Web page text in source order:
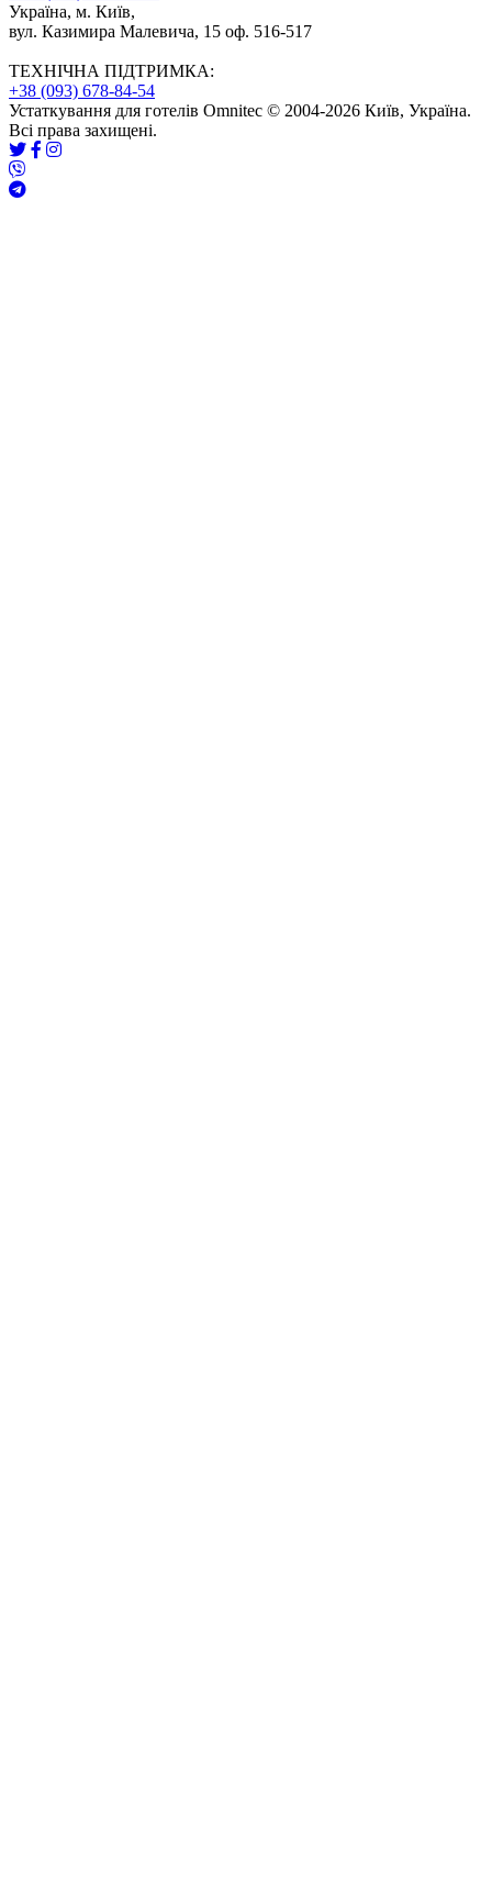
Україна, м. Київ,
вул. Казимира Малевича, 15 оф. 516-517
ТЕХНІЧНА ПІДТРИМКА:
+38 (093) 678-84-54
Устаткування для готелів Omnitec © 2004-2026 Київ, Україна.
Всі права захищені.